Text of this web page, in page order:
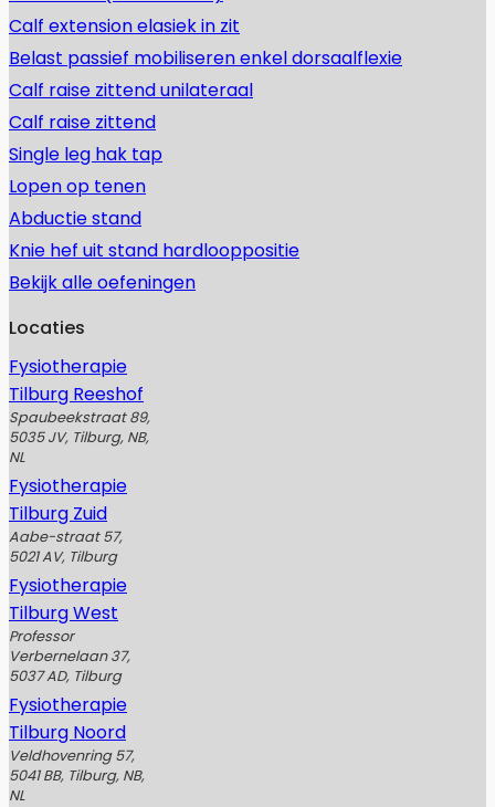
Calf extension elasiek in zit
Belast passief mobiliseren enkel dorsaalflexie
Calf raise zittend unilateraal
Calf raise zittend
Single leg hak tap
Lopen op tenen
Abductie stand
Knie hef uit stand hardlooppositie
Bekijk alle oefeningen
Locaties
Fysiotherapie
Tilburg Reeshof
Spaubeekstraat 89,
5035 JV, Tilburg, NB,
NL
Fysiotherapie
Tilburg Zuid
Aabe-straat 57,
5021 AV, Tilburg
Fysiotherapie
Tilburg West
Professor
Verbernelaan 37,
5037 AD, Tilburg
Fysiotherapie
Tilburg Noord
Veldhovenring 57,
5041 BB, Tilburg, NB,
NL